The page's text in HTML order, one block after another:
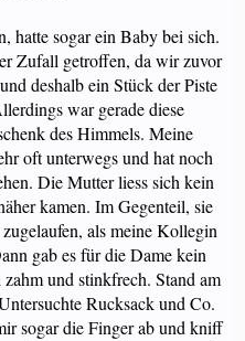
hatte sogar ein Baby bei sich.
Zufall getroffen, da wir zuvor
deshalb ein Stück der Piste
war gerade diese
des Himmels. Meine
oft unterwegs und hat noch
Die Mutter liess sich kein
kamen. Im Gegenteil, sie
als meine Kollegin
gab es für die Dame kein
und stinkfrech. Stand am
Rucksack und Co.
sogar die Finger ab und kniff